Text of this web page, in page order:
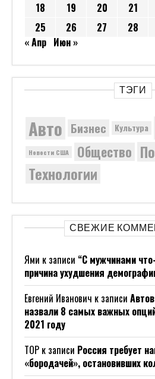
18
19 20 21
25
26 27 28
« Апр Июн »
ТЭГИ
Авто Бизнес Культура
Новости США Общество
Технологии
СВЕЖИЕ
Ями к записи “С мужчинами
причина ухудшения
Евгений Иванович к записи
назвали 8 самых важных
2021 году
ТОР к записи Россия требует
«бородачей», остановивших